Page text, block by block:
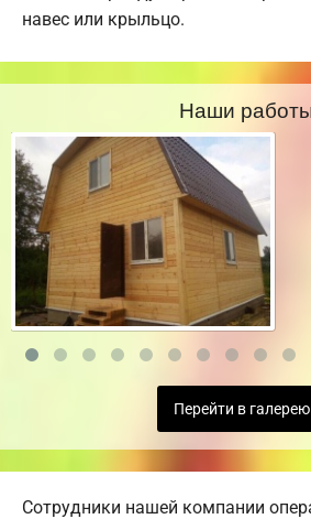
навес или крыльцо.
Наши
Перейти в галерею
Сотрудники нашей компании